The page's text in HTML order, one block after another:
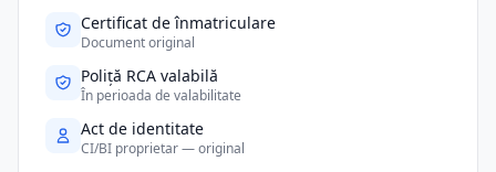
Certificat de înmatriculare
Document original
Poliță RCA valabilă
În perioada de valabilitate
Act de identitate
CI/BI proprietar — original